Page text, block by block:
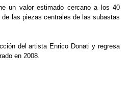
un valor estimado cercano a los 40
las piezas centrales de las subastas
del artista Enrico Donati y regresa
en 2008.